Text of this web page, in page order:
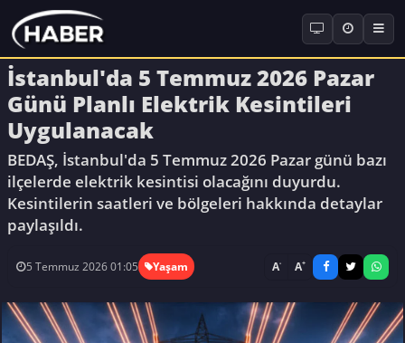
İstanbul'da 5 Temmuz 2026 Pazar
Günü Planlı Elektrik Kesintileri
Uygulanacak
BEDAŞ, İstanbul'da 5 Temmuz 2026 Pazar günü bazı
ilçelerde elektrik kesintisi olacağını duyurdu.
Kesintilerin saatleri ve bölgeleri hakkında detaylar
paylaşıldı.
5 Temmuz 2026 01:05 Yaşam A- A+